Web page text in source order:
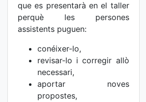
que es presentarà en el taller
perquè les persones
assistents puguen:
conéixer-lo,
revisar-lo i corregir allò
necessari,
aportar noves
propostes,